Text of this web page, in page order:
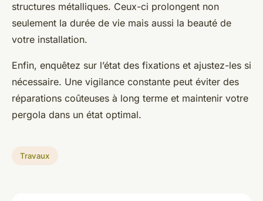
structures métalliques. Ceux-ci prolongent non
seulement la durée de vie mais aussi la beauté de
votre installation.
Enfin, enquêtez sur l’état des fixations et ajustez-les si
nécessaire. Une vigilance constante peut éviter des
réparations coûteuses à long terme et maintenir votre
pergola dans un état optimal.
Travaux